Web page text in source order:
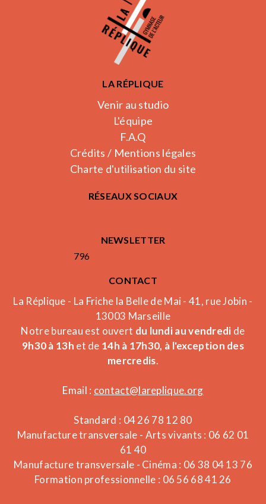
LA RÉPLIQUE
Venir au studio
L'équipe
F.A.Q
Crédits / Mentions légales
Charte d'utilisation du site
RÉSEAUX SOCIAUX
NEWSLETTER
796
CONTACT
La Réplique - La Friche la Belle de Mai - 41, rue Jobin -
13003 Marseille
Notre bureau est ouvert du lundi au vendredi de
9h30 à 13h et de 14h à 17h30, à l'exception des
mercredis.
Email : contact@lareplique.org
Standard : 04 26 78 12 80
Manufacture transversale - Arts vivants : 06 62 01
61 40
Manufacture transversale - Cinéma : 06 38 04 13 76
Formation professionnelle : 06 56 68 41 26